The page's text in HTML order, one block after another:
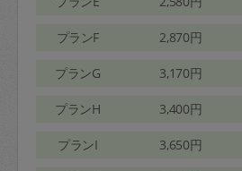
プランF 2,870円
プランG 3,170円
プランH 3,400円
プランI 3,650円